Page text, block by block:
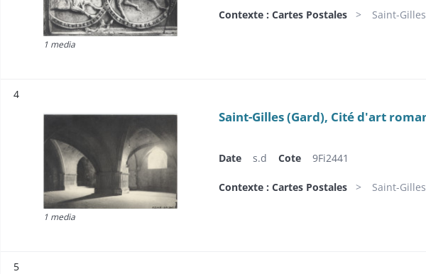
1 media
Contexte : Cartes Postales Saint-
4
1 media
Saint-Gilles (Gard), Cité d'art
Date s.d Cote 9Fi2441
Contexte : Cartes Postales Saint-
5